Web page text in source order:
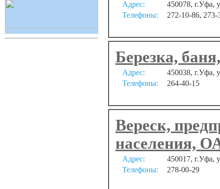
Адрес:
450078, г.Уфа,
Телефоны:
272-10-86, 273-
Березка,
Адрес:
450038, г.Уфа,
Телефоны:
264-40-15
Вереск,
населения,
Адрес:
450017, г.Уфа,
Телефоны:
278-00-29